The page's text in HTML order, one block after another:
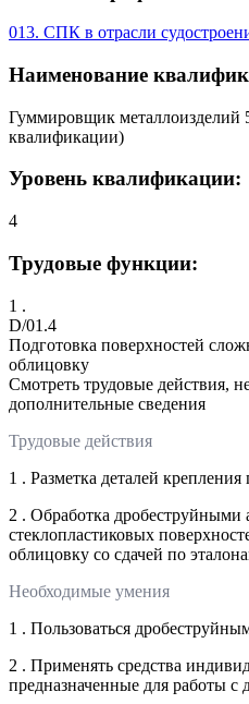
013. СПК в отрасли
Наименование
Гуммировщик металлоизделий
квалификации)
Уровень квалификации:
4
Трудовые функции:
1 .
D/01.4
Подготовка поверхностей
облицовку
Смотреть трудовые действия,
дополнительные сведения
Трудовые действия
1 . Разметка деталей
2 . Обработка дробеструйными
стеклопластиковых
облицовку со сдачей по
Необходимые умения
1 . Пользоваться
2 . Применять средства
предназначенные для работы с